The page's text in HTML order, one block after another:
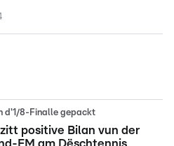
d'1/8-Finalle gepackt
zitt positive Bilan vun der
EM am Dëschtennis